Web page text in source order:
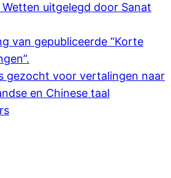
Wetten uitgelegd door Sanat
van gepubliceerde “Korte
gezocht voor vertalingen naar
en Chinese taal